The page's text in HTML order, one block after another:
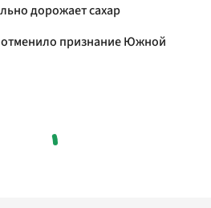
дорожает сахар
отменило признание Южной